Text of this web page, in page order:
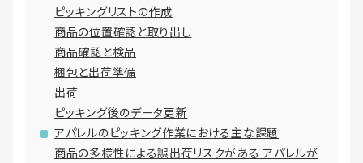
ピッキングリストの作成
商品の位置確認と取り出し
商品確認と検品
梱包と出荷準備
出荷
ピッキング後のデータ更新
アパレルのピッキング作業における主な課題
商品の多様性による誤出荷リスクがある アパレルが